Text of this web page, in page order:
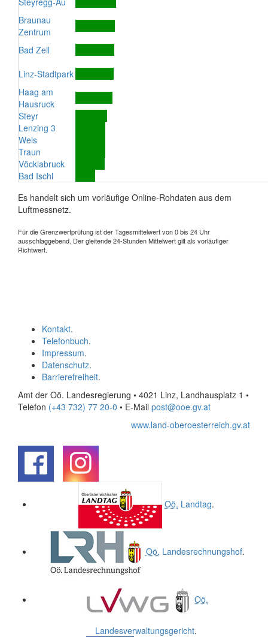
Braunau
Zentrum
Bad Zell
Linz-Stadtpark
Haag am
Hausruck
Steyr
Lenzing 3
Wels
Traun
Vöcklabruck
Bad Ischl
Es handelt sich um vorläufige Online-Rohdaten aus dem
Luftmessnetz.
Für die Grenzwertprüfung ist der Tagesmittelwert von 0 bis 24 Uhr
ausschlaggebend. Der gleitende 24-Stunden Mittelwert gilt als vorläufiger
Richtwert.
Kontakt.
Telefonbuch.
Impressum.
Datenschutz.
Barrierefreiheit.
Amt der Oö. Landesregierung • 4021 Linz, Landhausplatz 1 •
Telefon (+43 732) 77 20-0 • E-Mail post@ooe.gv.at
www.land-oberoesterreich.gv.at
Oö. Landtag.
Oö. Landesrechnungshof.
Oö.
Landesverwaltungsgericht.